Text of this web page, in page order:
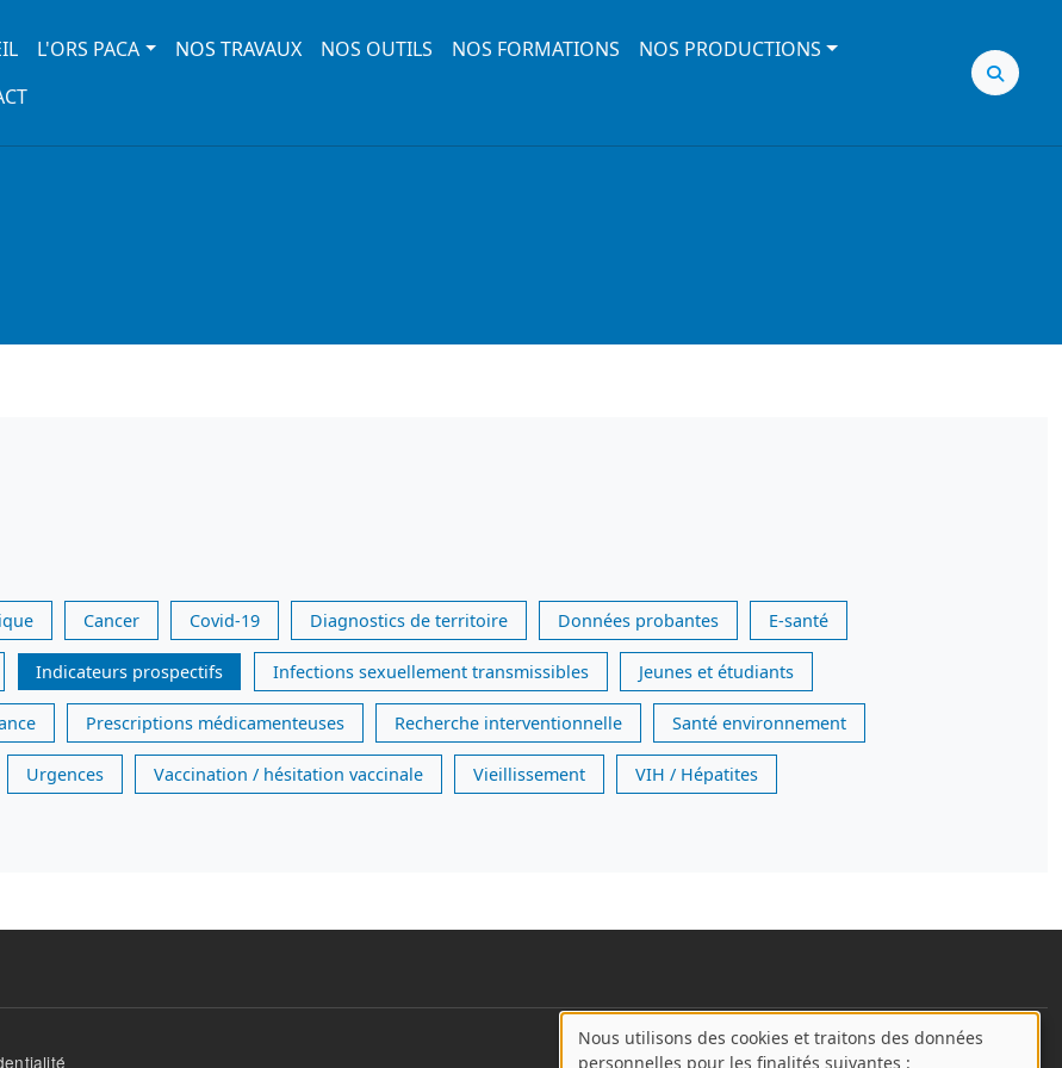
navigation
L'ORS PACA NOS TRAVAUX NOS OUTILS NOS FORMATIONS
NOS PRODUCTIONS
Cancer Covid-19 Diagnostics de territoire Données probantes E-santé
Indicateurs prospectifs Infections sexuellement transmissibles Jeunes et étudiants
Prescriptions médicamenteuses Recherche interventionnelle Santé environnement
Urgences Vaccination / hésitation vaccinale Vieillissement VIH / Hépatites
User account menu
A
Nous utilisons des cookies et traitons des données
personnelles pour les finalités suivantes :